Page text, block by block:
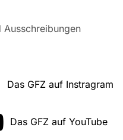
Ausschreibungen
Das GFZ auf Instragram
Das GFZ auf YouTube